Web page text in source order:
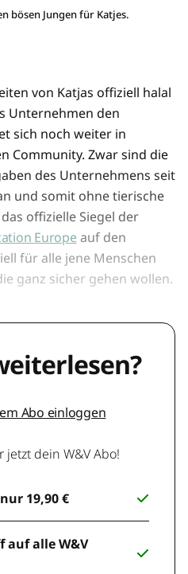
bösen Jungen für Katjes.
von Katjas offiziell halal
Unternehmen den
sich noch weiter in
Community. Zwar sind die
des Unternehmens seit
und somit ohne tierische
offizielle Siegel der
Europe auf den
für alle jene Menschen
ganz sicher gehen wollen.
Abo einloggen
jetzt dein W&V Abo!
19,90 €
auf alle W&V